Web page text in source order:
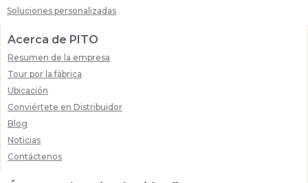
Soluciones personalizadas
Acerca de PITO
Resumen de la empresa
Tour por la fábrica
Ubicación
Conviértete en Distribuidor
Blog
Noticias
Contáctenos